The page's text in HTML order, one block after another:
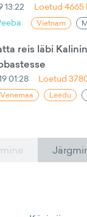
13:22 Loetud 4665
Vietnam
reis läbi
01:28 Loetud
Venemaa Leedu